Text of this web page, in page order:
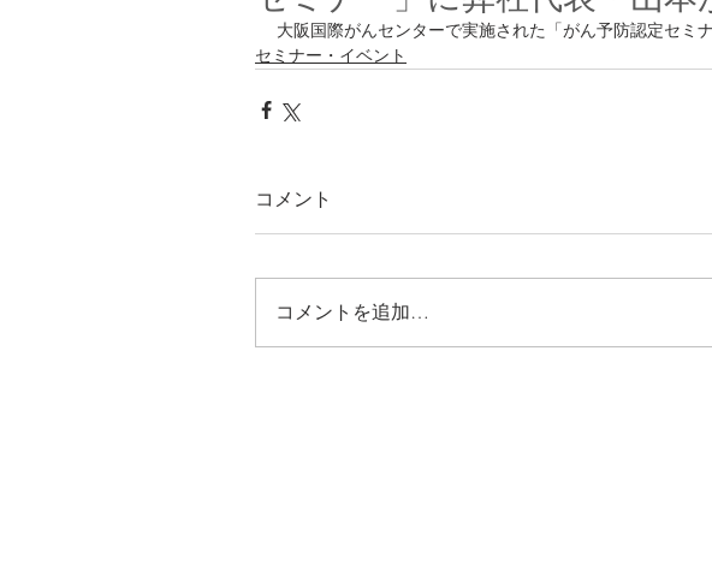
大阪国際がんセンターで実施された「がん予防認定セミ
セミナー・イベント
コメント
コメントを追加…